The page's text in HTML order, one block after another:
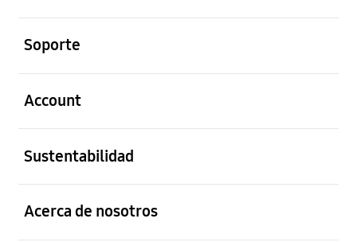
Soporte
Account
Sustentabilidad
Acerca de nosotros